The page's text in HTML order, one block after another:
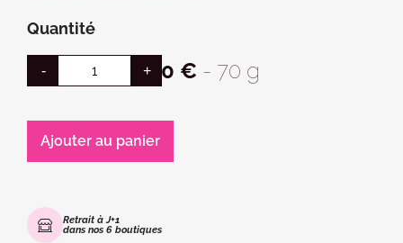
Quantité
4,20 € - 70 g
Ajouter au panier
Retrait à J+1
dans nos 6 boutiques